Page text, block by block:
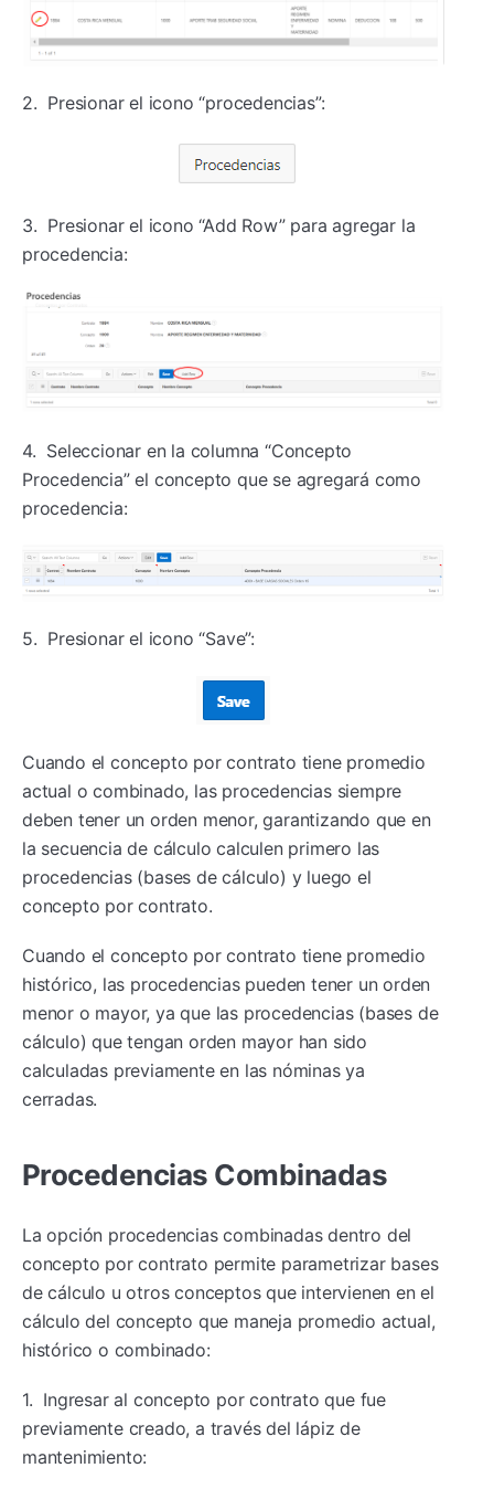
2. Presionar el icono “procedencias”:
3. Presionar el icono “Add Row” para agregar la
procedencia:
4. Seleccionar en la columna “Concepto
Procedencia” el concepto que se agregará como
procedencia:
5. Presionar el icono “Save”:
Cuando el concepto por contrato tiene promedio
actual o combinado, las procedencias siempre
deben tener un orden menor, garantizando que en
la secuencia de cálculo calculen primero las
procedencias (bases de cálculo) y luego el
concepto por contrato.
Cuando el concepto por contrato tiene promedio
histórico, las procedencias pueden tener un orden
menor o mayor, ya que las procedencias (bases de
cálculo) que tengan orden mayor han sido
calculadas previamente en las nóminas ya
cerradas.
Procedencias Combinadas
La opción procedencias combinadas dentro del
concepto por contrato permite parametrizar bases
de cálculo u otros conceptos que intervienen en el
cálculo del concepto que maneja promedio actual,
histórico o combinado:
1. Ingresar al concepto por contrato que fue
previamente creado, a través del lápiz de
mantenimiento: